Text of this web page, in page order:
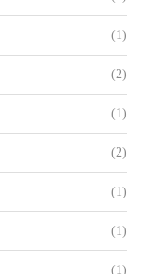
(1)
(2)
(1)
(2)
(1)
(1)
(1)